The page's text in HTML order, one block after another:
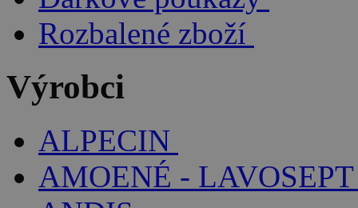
Rozbalené zboží
Výrobci
ALPECIN
AMOENÉ - LAVOSEPT